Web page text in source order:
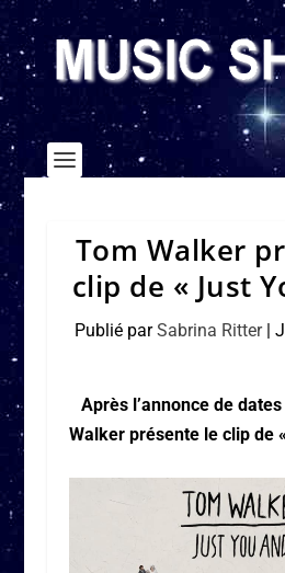
Tom Walker
clip de « Just
Publié parSabrina Ritter|
Après l’annonce de
Walker présente le clip de